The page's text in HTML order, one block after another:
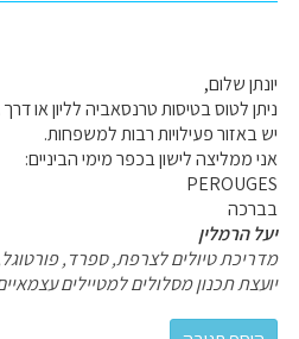
יונתן שלום,
ניתן לטוס בטיסות טרנסאביה לליון או
יש באזור פעילויות רבות למשפחות.
אני ממליצה לישון בכפר מימי הביניים:
PEROUGES
בברכה
יעל הרמלין
מדריכת טיולים לצרפת, ספרד,
יועצת תכנון מסלולים למטיילים